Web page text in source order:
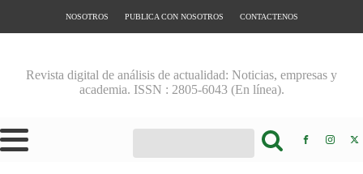
NOSOTROS PUBLICA CON NOSOTROS CONTACTENOS
Revista digital de análisis de actualidad: Noticias, empresas y
academia. ISSN : 2805-6043 (En línea).